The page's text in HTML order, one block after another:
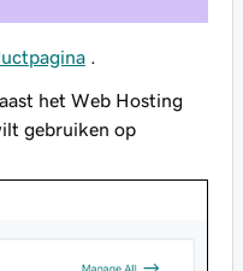
het Web Hosting
gebruiken op